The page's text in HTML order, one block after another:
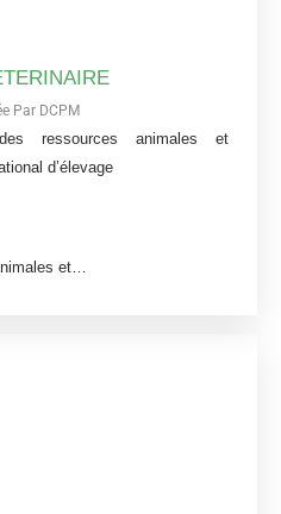
Par DCPM
ressources animales et
d’élevage
et…